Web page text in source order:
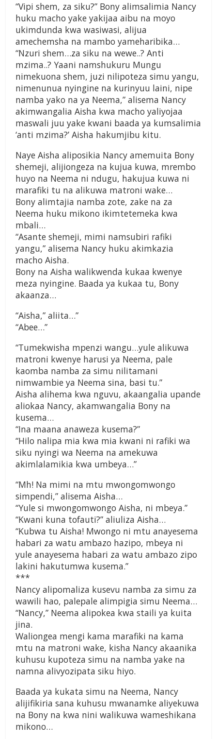
“Vipi shem, za siku?” Bony alimsalimia Nancy
huku macho yake yakijaa aibu na moyo
ukimdunda kwa wasiwasi, alijua
amechemsha na mambo yameharibika…
“Nzuri shem…za siku na wewe..? Anti
mzima..? Yaani namshukuru Mungu
nimekuona shem, juzi nilipoteza simu yangu,
nimenunua nyingine na kurinyuu laini, nipe
namba yako na ya Neema,” alisema Nancy
akimwangalia Aisha kwa macho yaliyojaa
maswali juu yake kwani baada ya kumsalimia
‘anti mzima?’ Aisha hakumjibu kitu.
Naye Aisha aliposikia Nancy amemuita Bony
shemeji, alijiongeza na kujua kuwa, mrembo
huyo na Neema ni ndugu, hakujua kuwa ni
marafiki tu na alikuwa matroni wake…
Bony alimtajia namba zote, zake na za
Neema huku mikono ikimtetemeka kwa
mbali…
“Asante shemeji, mimi namsubiri rafiki
yangu,” alisema Nancy huku akimkazia
macho Aisha.
Bony na Aisha walikwenda kukaa kwenye
meza nyingine. Baada ya kukaa tu, Bony
akaanza…
“Aisha,” aliita…”
“Abee…”
“Tumekwisha mpenzi wangu…yule alikuwa
matroni kwenye harusi ya Neema, pale
kaomba namba za simu nilitamani
nimwambie ya Neema sina, basi tu.”
Aisha alihema kwa nguvu, akaangalia upande
aliokaa Nancy, akamwangalia Bony na
kusema…
“Ina maana anaweza kusema?”
“Hilo nalipa mia kwa mia kwani ni rafiki wa
siku nyingi wa Neema na amekuwa
akimlalamikia kwa umbeya…”
“Mh! Na mimi na mtu mwongomwongo
simpendi,” alisema Aisha…
“Yule si mwongomwongo Aisha, ni mbeya.”
“Kwani kuna tofauti?” aliuliza Aisha…
“Kubwa tu Aisha! Mwongo ni mtu anayesema
habari za watu ambazo hazipo, mbeya ni
yule anayesema habari za watu ambazo zipo
lakini hakutumwa kusema.”
***
Nancy alipomaliza kusevu namba za simu za
wawili hao, palepale alimpigia simu Neema…
“Nancy,” Neema alipokea kwa staili ya kuita
jina.
Waliongea mengi kama marafiki na kama
mtu na matroni wake, kisha Nancy akaanika
kuhusu kupoteza simu na namba yake na
namna alivyozipata siku hiyo.
Baada ya kukata simu na Neema, Nancy
alijifikiria sana kuhusu mwanamke aliyekuwa
na Bony na kwa nini walikuwa wameshikana
mikono…